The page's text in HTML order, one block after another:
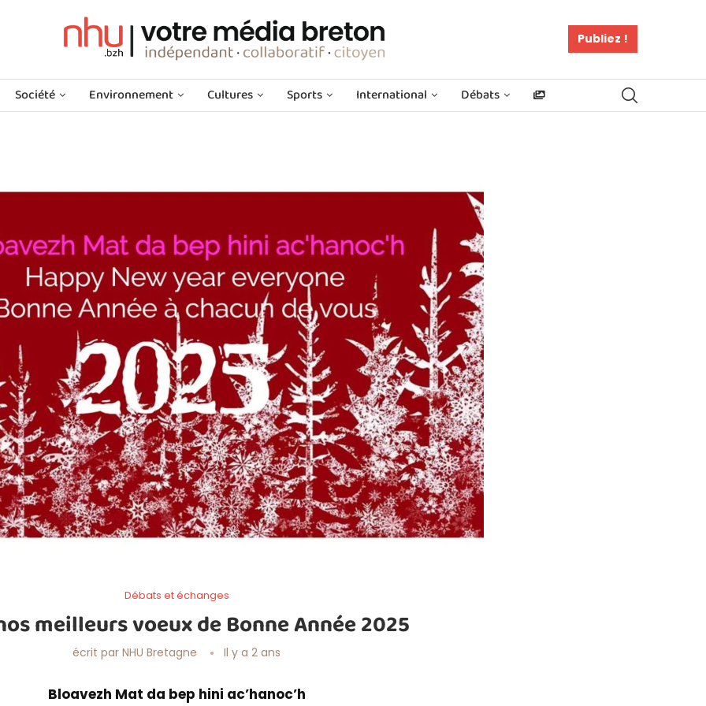
Publiez !
Société Environnement Cultures Sports International Débats
Débats et échanges
meilleurs voeux de Bonne Année 2025
écrit par NHU Bretagne Il y a 2 ans
Bloavezh Mat da bep hini ac’hanoc’h